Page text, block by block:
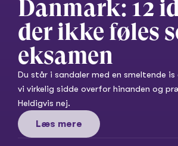
Danmark: 12
der ikke føles
eksamen
Du står i sandaler med en smeltende
vi virkelig sidde overfor hinanden og
Heldigvis nej.
Læs mere